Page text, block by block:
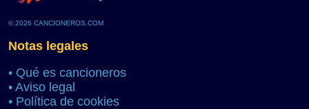
© 2026 CANCIONEROS.COM
Notas legales
• Qué es cancioneros
• Aviso legal
• Política de cookies